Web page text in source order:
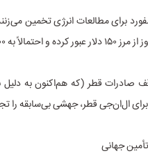
برای مطالعات انرژی تخمین
بالاتر خواهد رسید.
صادرات قطر (که هم‌اکنون به
ال‌ان‌جی قطر، جهشی بی‌سابقه را
جهانی